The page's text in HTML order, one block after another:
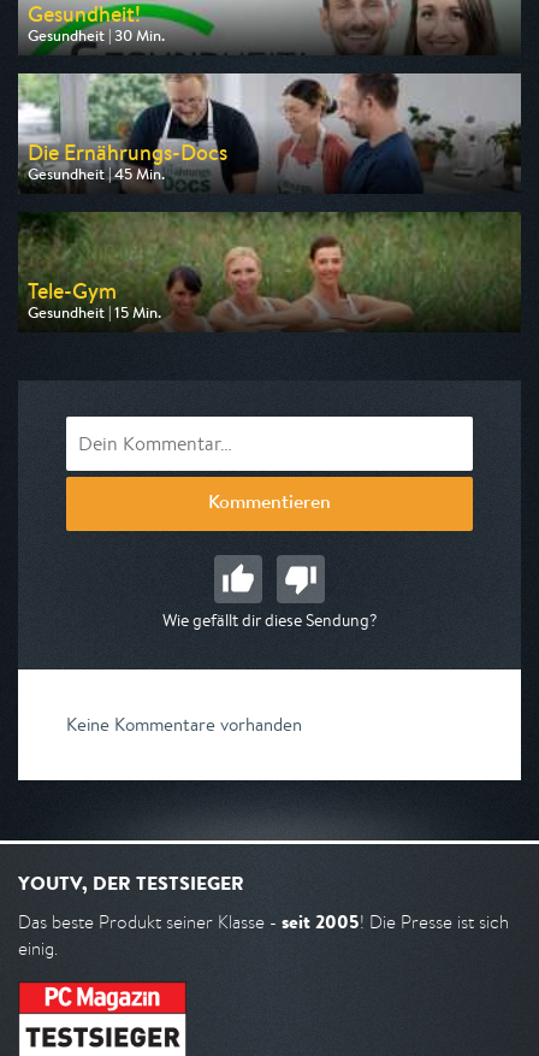
Gesundheit!
Gesundheit | 30 Min.
Ausgestrahlt von BR
am 11.08.2026, 19:00
Die Ernährungs-Docs
Gesundheit | 45 Min.
Ausgestrahlt von SR Fernsehen
am 12.08.2026, 21:00
Tele-Gym
Gesundheit | 15 Min.
Ausgestrahlt von BR
Kommentieren
Wie gefällt dir diese Sendung?
Keine Kommentare vorhanden
YOUTV, DER TESTSIEGER
Das beste Produkt seiner Klasse - seit 2005! Die Presse ist sich
einig.